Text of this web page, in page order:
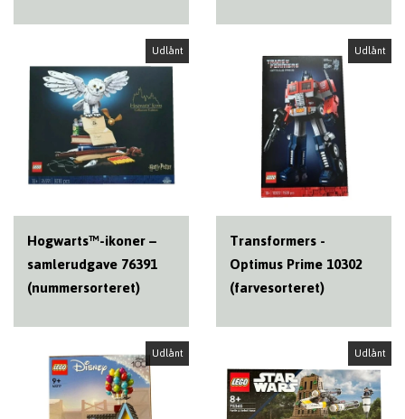
Udlånt
Hogwarts™-ikoner –
samlerudgave 76391
(nummersorteret)
Udlånt
Transformers -
Optimus Prime 10302
(farvesorteret)
Udlånt Udlånt